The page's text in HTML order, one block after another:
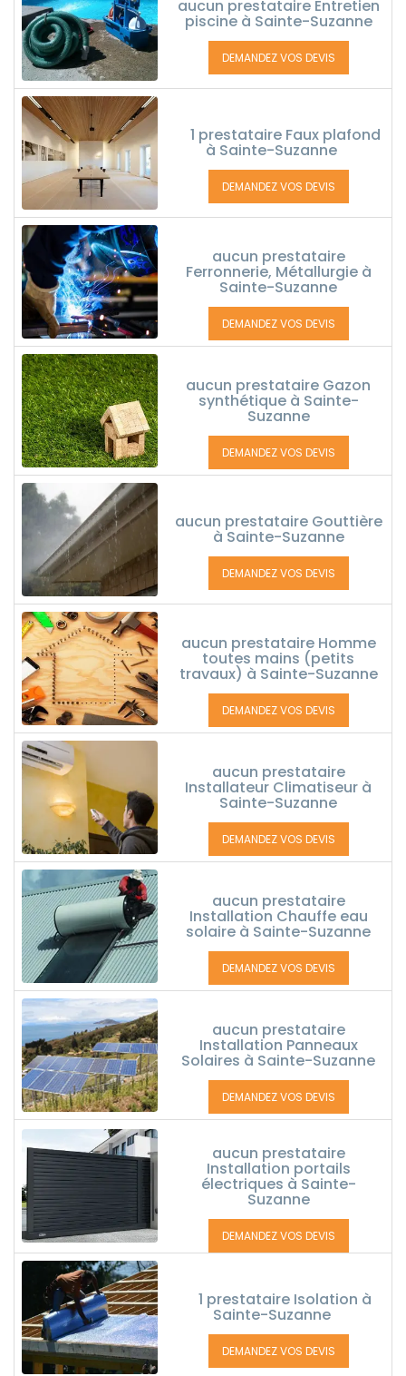
aucun prestataire Entretien
piscine à Sainte-Suzanne
DEMANDEZ VOS DEVIS
1 prestataire Faux plafond
à Sainte-Suzanne
DEMANDEZ VOS DEVIS
aucun prestataire
Ferronnerie, Métallurgie à
Sainte-Suzanne
DEMANDEZ VOS DEVIS
aucun prestataire Gazon
synthétique à Sainte-
Suzanne
DEMANDEZ VOS DEVIS
aucun prestataire Gouttière
à Sainte-Suzanne
DEMANDEZ VOS DEVIS
aucun prestataire Homme
toutes mains (petits
travaux) à Sainte-Suzanne
DEMANDEZ VOS DEVIS
aucun prestataire
Installateur Climatiseur à
Sainte-Suzanne
DEMANDEZ VOS DEVIS
aucun prestataire
Installation Chauffe eau
solaire à Sainte-Suzanne
DEMANDEZ VOS DEVIS
aucun prestataire
Installation Panneaux
Solaires à Sainte-Suzanne
DEMANDEZ VOS DEVIS
aucun prestataire
Installation portails
électriques à Sainte-
Suzanne
DEMANDEZ VOS DEVIS
1 prestataire Isolation à
Sainte-Suzanne
DEMANDEZ VOS DEVIS